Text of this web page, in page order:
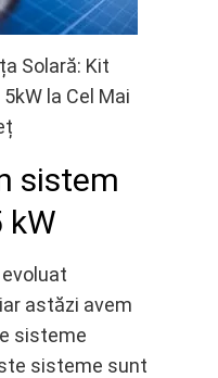
Solară: Kit
la Cel Mai
sistem
kW
astăzi avem
sisteme
sisteme sunt